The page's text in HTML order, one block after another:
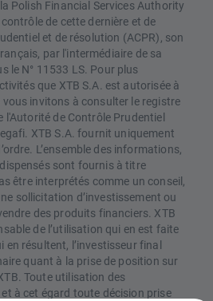
Polish Financial Services Authority
de cette dernière et de
et de résolution (ACPR), son
par l'intermédiaire de sa
le N° 11533 LS. Pour plus
que XTB S.A. est autorisée à
vous invitons à consulter le registre
l'Autorité de Contrôle Prudentiel
XTB S.A. fournit uniquement
L’ensemble des informations,
sont fournis à titre
être interprétés comme un conseil,
sollicitation d’investissement ou
des produits financiers. XTB
de l’utilisation qui en est faite
en résultent, l’investisseur final
quant à la prise de position sur
Toute utilisation des
à cet égard toute décision prise